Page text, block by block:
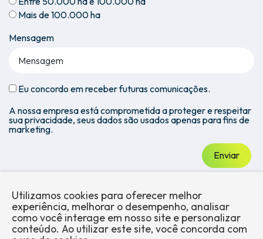
Mais de 100.000 ha
Mensagem
Eu concordo em receber futuras comunicações.
A nossa empresa está comprometida a proteger e respeitar
sua privacidade, seus dados são usados apenas para fins de
marketing.
Enviar
Sobre a Mercados Trabalhe
Utilizamos cookies para oferecer melhor
experiência, melhorar o desempenho, analisar
como você interage em nosso site e personalizar
conteúdo. Ao utilizar este site, você concorda com